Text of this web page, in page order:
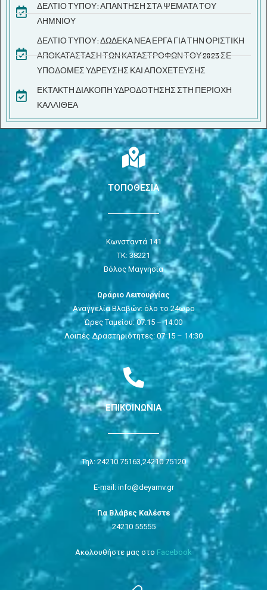
ΔΕΛΤΙΟ ΤΥΠΟΥ: ΑΠΑΝΤΗΣΗ ΣΤΑ ΨΕΜΑΤΑ ΤΟΥ
ΛΗΜΝΙΟΥ
ΔΕΛΤΙΟ ΤΥΠΟΥ: ΔΩΔΕΚΑ ΝΕΑ ΕΡΓΑ ΓΙΑ ΤΗΝ ΟΡΙΣΤΙΚΗ
ΑΠΟΚΑΤΑΣΤΑΣΗ ΤΩΝ ΚΑΤΑΣΤΡΟΦΩΝ ΤΟΥ 2023 ΣΕ
ΥΠΟΔΟΜΕΣ ΥΔΡΕΥΣΗΣ ΚΑΙ ΑΠΟΧΕΤΕΥΣΗΣ
ΕΚΤΑΚΤΗ ΔΙΑΚΟΠΗ ΥΔΡΟΔΟΤΗΣΗΣ ΣΤΗ ΠΕΡΙΟΧΗ
ΚΑΛΛΙΘΕΑ
ΤΟΠΟΘΕΣΙΑ
Κωνσταντά 141
ΤΚ: 38221
Βόλος Μαγνησία
Ωράριο Λειτουργίας
Αναγγελία Βλαβών: όλο το 24ωρο
Ώρες Ταμείου: 07:15 – 14:00
Λοιπές Δραστηριότητες: 07:15 – 14:30
ΕΠΙΚΟΙΝΩΝΙΑ
Τηλ: 24210 75163, 24210 75120
E-mail: info@deyamv.gr
Για Βλάβες Καλέστε
24210 55555
Ακολουθήστε μας στο Facebook